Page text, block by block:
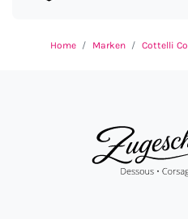
Home Marken Cottelli